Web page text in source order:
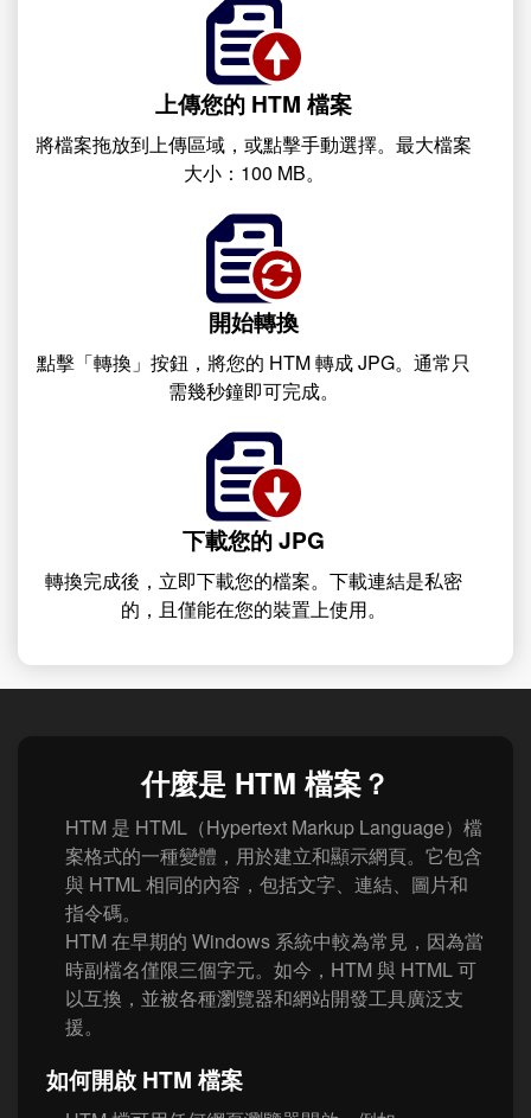
上傳您的 HTM 檔案
將檔案拖放到上傳區域，或點擊手動選擇。最大檔案
大小：100 MB。
開始轉換
點擊「轉換」按鈕，將您的 HTM 轉成 JPG。通常只
需幾秒鐘即可完成。
下載您的 JPG
轉換完成後，立即下載您的檔案。下載連結是私密
的，且僅能在您的裝置上使用。
什麼是 HTM 檔案？
HTM 是 HTML（Hypertext Markup Language）檔
案格式的一種變體，用於建立和顯示網頁。它包含
與 HTML 相同的內容，包括文字、連結、圖片和
指令碼。
HTM 在早期的 Windows 系統中較為常見，因為當
時副檔名僅限三個字元。如今，HTM 與 HTML 可
以互換，並被各種瀏覽器和網站開發工具廣泛支
援。
如何開啟 HTM 檔案